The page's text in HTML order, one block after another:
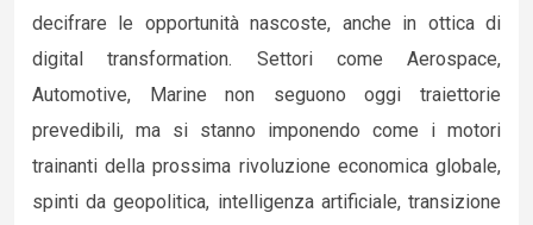
decifrare le opportunità nascoste, anche in ottica di
digital transformation. Settori come Aerospace,
Automotive, Marine non seguono oggi traiettorie
prevedibili, ma si stanno imponendo come i motori
trainanti della prossima rivoluzione economica globale,
spinti da geopolitica, intelligenza artificiale, transizione